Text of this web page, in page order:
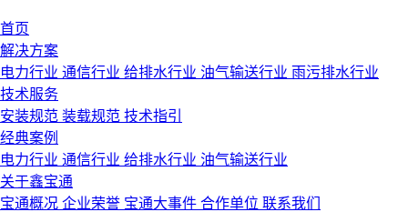
首页
解决方案
电力行业 通信行业 给排水行业 油气输送行业 雨污排水行业
技术服务
安装规范 装载规范 技术指引
经典案例
电力行业 通信行业 给排水行业 油气输送行业
关于鑫宝通
宝通概况 企业荣誉 宝通大事件 合作单位 联系我们